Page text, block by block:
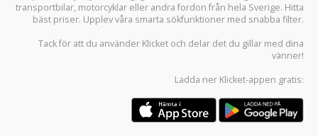
transportbilar, motorcyklar eller andra fordon från hela Sverige. Hitta
bäst priser. Upplev våra smarta sökfunktioner med snabba filter.
Tack för att du använder Klicket och delar det du gillar med dina
vänner!
Ladda ner Klicket-appen gratis: